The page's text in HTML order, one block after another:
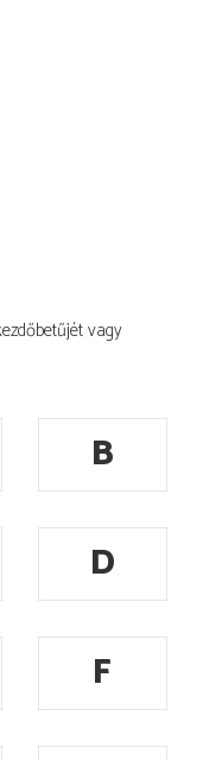
vagy
B
D
F